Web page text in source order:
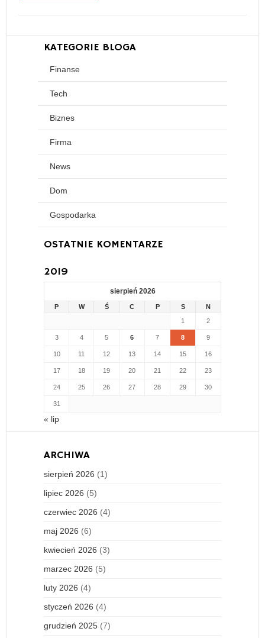
KATEGORIE BLOGA
Finanse
Tech
Biznes
Firma
News
Dom
Gospodarka
OSTATNIE KOMENTARZE
2019
sierpień 2026
P W Ś C P S
N
1
2
3 4 5 6 7 8 9
10 11 12 13 14 15 16
17 18 19 20 21 22 23
24 25 26 27 28 29 30
31
« lip
ARCHIWA
sierpień 2026 (1)
lipiec 2026 (5)
czerwiec 2026 (4)
maj 2026 (6)
kwiecień 2026 (3)
marzec 2026 (5)
luty 2026 (4)
styczeń 2026 (4)
grudzień 2025 (7)